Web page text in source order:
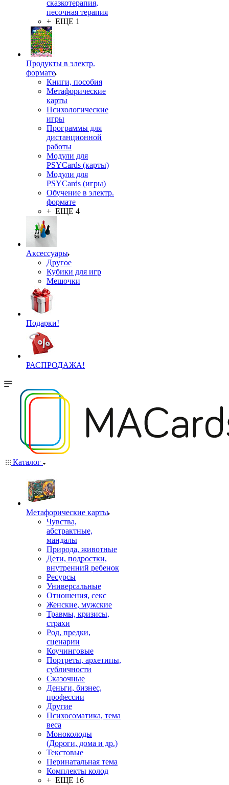
сказкотерапия,
песочная терапия
+ ЕЩЕ 1
Продукты в электр.
формате
Книги, пособия
Метафорические
карты
Психологические
игры
Программы для
дистанционной
работы
Модули для
PSYCards (карты)
Модули для
PSYCards (игры)
Обучение в электр.
формате
+ ЕЩЕ 4
Аксессуары
Другое
Кубики для игр
Мешочки
Подарки!
РАСПРОДАЖА!
Каталог
Mетафорические карты
Чувства,
абстрактные,
мандалы
Природа, животные
Дети, подростки,
внутренний ребенок
Ресурсы
Универсальные
Отношения, секс
Женские, мужские
Травмы, кризисы,
страхи
Род, предки,
сценарии
Коучинговые
Портреты, архетипы,
субличности
Сказочные
Деньги, бизнес,
профессии
Другие
Психосоматика, тема
веса
Моноколоды
(Дороги, дома и др.)
Текстовые
Перинатальная тема
Комплекты колод
+ ЕЩЕ 16